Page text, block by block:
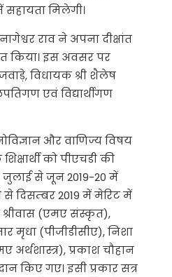
मिलेगी।
राव ने अपना दीक्षांत
किया। इस अवसर पर
विधायक श्री शैलेष
एवं विद्यार्थीगण
और वाणिज्य विषय
को पीएचडी की
जुलाई से जून 2019-20 में
से दिसम्बर 2019 में मेरिट में
श्रीवास (एमए संस्कृत),
मृधा (पीजीडीसीए), निशा
प्रकाश चौहान
किए गए। इसी प्रकार सत्र